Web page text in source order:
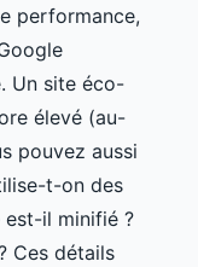
performance,
Un site éco-
élevé (au-
pouvez aussi
t-on des
est-il minifié ?
Ces détails